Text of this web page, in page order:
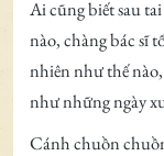
Ai cũng biết sau
nào, chàng bác sĩ
nhiên như thế
như những ngày
Cánh chuồn